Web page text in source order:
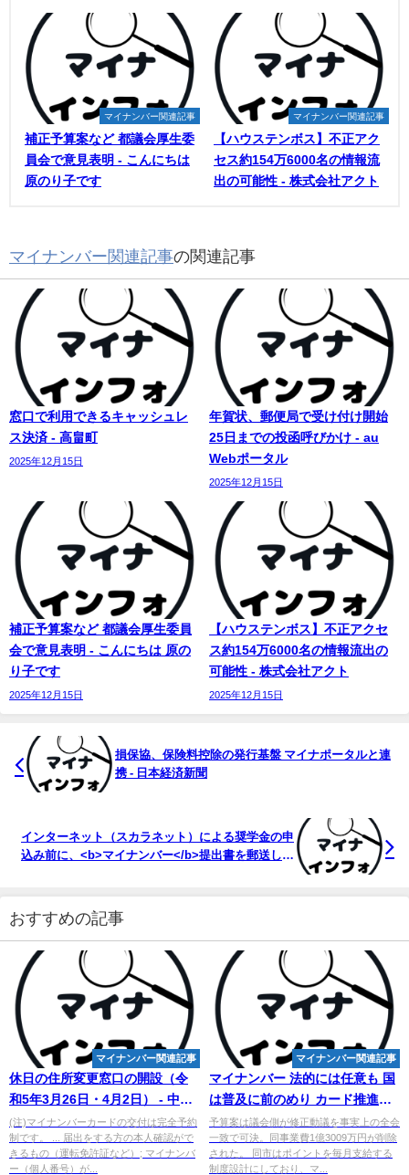
マイナンバー関連記事
補正予算案など 都議会厚生委
員会で意見表明 - こんにちは
原のり子です
マイナンバー関連記事
【ハウステンボス】不正アク
セス約154万6000名の情報流
出の可能性 - 株式会社アクト
マイナンバー関連記事の関連記事
窓口で利用できるキャッシュレ
ス決済 - 高畠町
2025年12月15日
年賀状、郵便局で受け付け開始
25日までの投函呼びかけ - au
Webポータル
2025年12月15日
補正予算案など 都議会厚生委員
会で意見表明 - こんにちは 原の
り子です
2025年12月15日
【ハウステンボス】不正アクセ
ス約154万6000名の情報流出の
可能性 - 株式会社アクト
2025年12月15日
損保協、保険料控除の発行基盤 マイナポータルと連
携 - 日本経済新聞
インターネット（スカラネット）による奨学金の申
込み前に、<b>マイナンバー</b>提出書を郵送して
おすすめの記事
マイナンバー関連記事
休日の住所変更窓口の開設（令
和5年3月26日・4月2日） - 中津
川市
(注)マイナンバーカードの交付は完全予約
制です。 ... 届出をする方の本人確認がで
きるもの（運転免許証など）; マイナンバ
ー（個人番号）が...
マイナンバー関連記事
マイナンバー 法的には任意も 国
は普及に前のめり カード推進
策、自治体に影響 ／福井 | 毎日
新聞
予算案は議会側が修正動議を事実上の全会
一致で可決。同事業費1億3009万円が削除
された。 同市はポイントを毎月支給する
制度設計にしており、マ...